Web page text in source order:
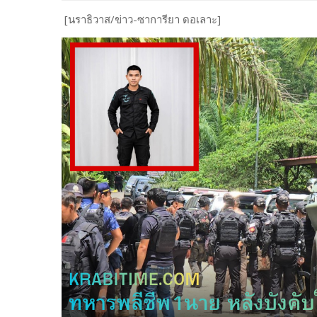
[นราธิวาส/ข่าว-ซาการียา ดอเลาะ]